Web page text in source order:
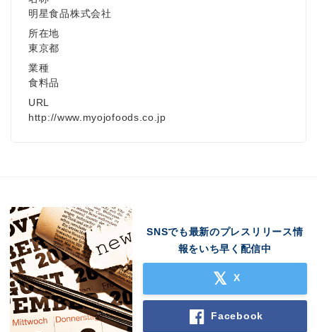
明星食品株式会社
所在地
東京都
業種
食料品
URL
http://www.myojofoods.co.jp
SNSでも最新のプレスリリース情
報をいち早く配信中
X
Facebook